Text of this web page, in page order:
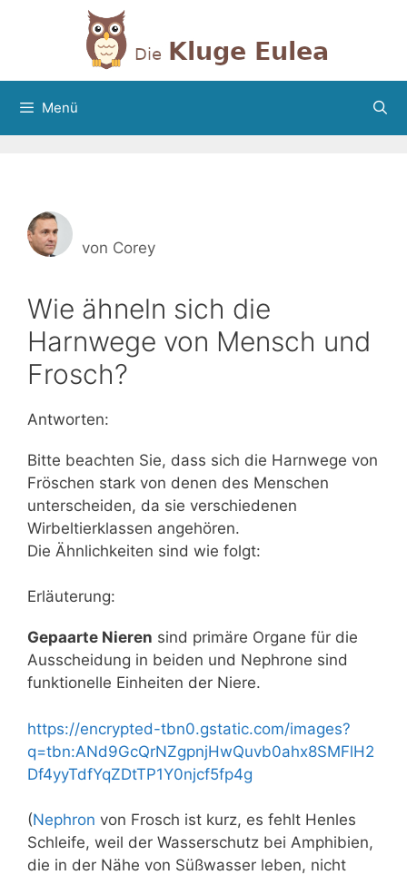
Menü
von Corey
Wie ähneln sich die
Harnwege von Mensch und
Frosch?
Antworten:
Bitte beachten Sie, dass sich die Harnwege von
Fröschen stark von denen des Menschen
unterscheiden, da sie verschiedenen
Wirbeltierklassen angehören.
Die Ähnlichkeiten sind wie folgt:
Erläuterung:
Gepaarte Nieren sind primäre Organe für die
Ausscheidung in beiden und Nephrone sind
funktionelle Einheiten der Niere.
https://encrypted-tbn0.gstatic.com/images?
q=tbn:ANd9GcQrNZgpnjHwQuvb0ahx8SMFlH2
Df4yyTdfYqZDtTP1Y0njcf5fp4g
(Nephron von Frosch ist kurz, es fehlt Henles
Schleife, weil der Wasserschutz bei Amphibien,
die in der Nähe von Süßwasser leben, nicht